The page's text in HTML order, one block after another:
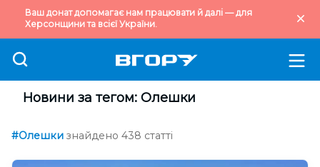
Ваш донат допомагає нам працювати й далі — для
Херсонщини та всієї України.
Новини за тегом: Олешки
#Олешки знайдено 438 статті